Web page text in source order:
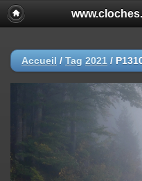
Accueil / Tag 2021 /